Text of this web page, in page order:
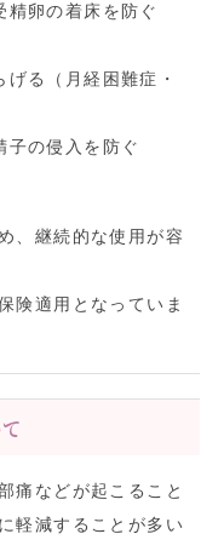
精卵の着床を防ぐ
る（月経困難症・
子の侵入を防ぐ
、継続的な使用が容
険適用となっていま
痛などが起こること
軽減することが多い